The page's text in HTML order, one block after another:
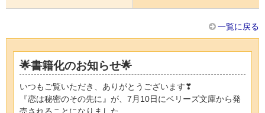
一覧に戻る
🌟書籍化のお知らせ🌟
いつもご覧いただき、ありがとうございます❣
『恋は秘密のその先に』が、7月10日にベリーズ文庫から発
売されることになりました。